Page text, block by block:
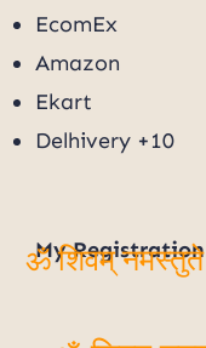
EcomEx
Amazon
Ekart
Delhivery +10
My Registration
ॐ शिवम् नमस्तुते